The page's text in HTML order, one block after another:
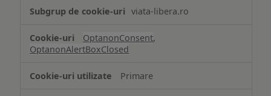
viata-libera.ro
OptanonConsent,
OptanonAlertBoxClosed
Primare